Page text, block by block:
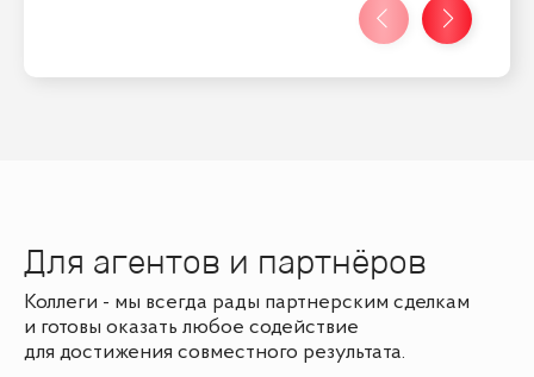
Для агентов и партнёров
Коллеги - мы всегда рады партнерским сделкам
и готовы оказать любое содействие
для достижения совместного результата.